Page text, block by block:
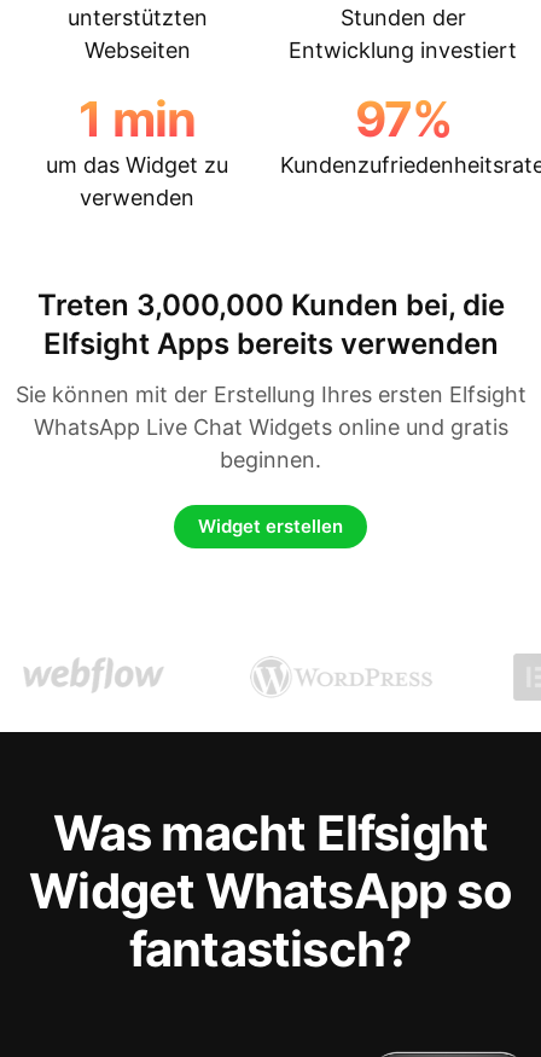
unterstützten
Webseiten
Stunden der
Entwicklung investiert
1 min
um das Widget zu
verwenden
97%
Treten 3,000,000 Kunden bei, die
Elfsight Apps bereits verwenden
Sie können mit der Erstellung Ihres ersten Elfsight
WhatsApp Live Chat Widgets online und gratis
beginnen.
Widget erstellen
Was macht Elfsight
Widget WhatsApp so
fantastisch?